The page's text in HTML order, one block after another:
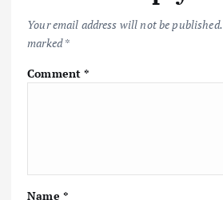
k p k
Your email address will not be published.
marked*
Comment*
Name *